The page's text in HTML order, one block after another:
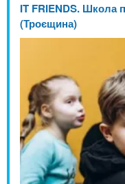
IT FRIENDS. Школа
(Троєщина)